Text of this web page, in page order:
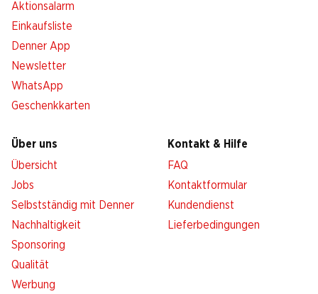
Aktionsalarm
Einkaufsliste
Denner App
Newsletter
WhatsApp
Geschenkkarten
Über uns
Übersicht
Jobs
Selbstständig mit Denner
Nachhaltigkeit
Sponsoring
Qualität
Werbung
Kontakt & Hilfe
FAQ
Kontaktformular
Kundendienst
Lieferbedingungen